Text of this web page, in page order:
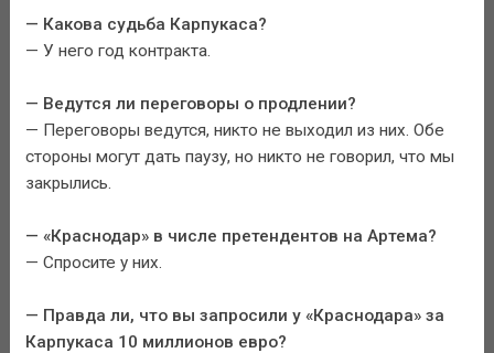
— Какова судьба Карпукаса?
— У него год контракта.
— Ведутся ли переговоры о продлении?
— Переговоры ведутся, никто не выходил из них. Обе
стороны могут дать паузу, но никто не говорил, что мы
закрылись.
— «Краснодар» в числе претендентов на Артема?
— Спросите у них.
— Правда ли, что вы запросили у «Краснодара» за
Карпукаса 10 миллионов евро?